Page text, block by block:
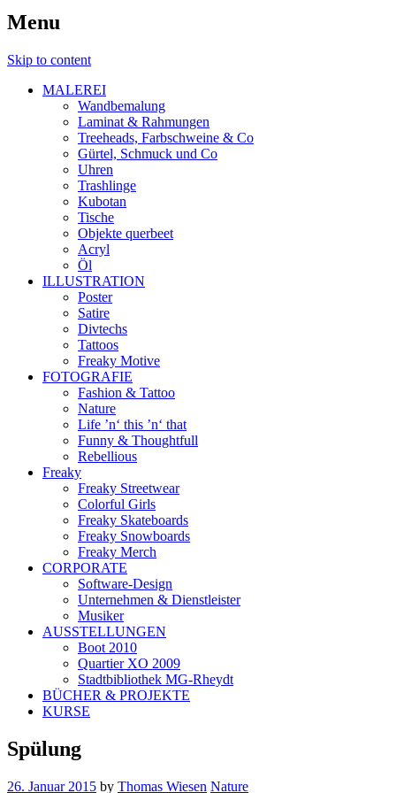
Menu
Skip to content
MALEREI
Wandbemalung
Laminat & Rahmungen
Treeheads, Farbschweine & Co
Gürtel, Schmuck und Co
Uhren
Trashlinge
Kubotan
Tische
Objekte querbeet
Acryl
Öl
ILLUSTRATION
Poster
Satire
Divtechs
Tattoos
Freaky Motive
FOTOGRAFIE
Fashion & Tattoo
Nature
Life ’n‘ this ’n‘ that
Funny & Thoughtfull
Rebellious
Freaky
Freaky Streetwear
Colorful Girls
Freaky Skateboards
Freaky Snowboards
Freaky Merch
CORPORATE
Software-Design
Unternehmen & Dienstleister
Musiker
AUSSTELLUNGEN
Boot 2010
Quartier XO 2009
Stadtbibliothek MG-Rheydt
BÜCHER & PROJEKTE
KURSE
Spülung
26. Januar 2015 by Thomas Wiesen Nature